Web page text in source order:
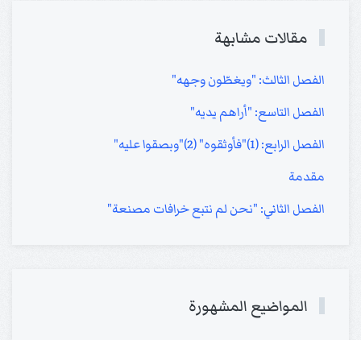
مقالات مشابهة
الفصل الثالث: "ويغطّون وجهه"
الفصل التاسع: "أراهم يديه"
الفصل الرابع: (1)"فأوثقوه" (2)"وبصقوا عليه"
مقدمة
الفصل الثاني: "نحن لم نتبع خرافات مصنعة"
المواضيع المشهورة